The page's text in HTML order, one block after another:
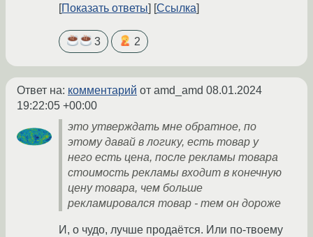
Показать ответы Ссылка
3 2
Ответ на: комментарий от amd_amd 08.01.2024
19:22:05 +00:00
это утверждать мне обратное, по
этому давай в логику, есть товар у
него есть цена, после рекламы товара
стоимость рекламы входит в конечную
цену товара, чем больше
рекламировался товар - тем он дороже
И, о чудо, лучше продаётся. Или по-твоему